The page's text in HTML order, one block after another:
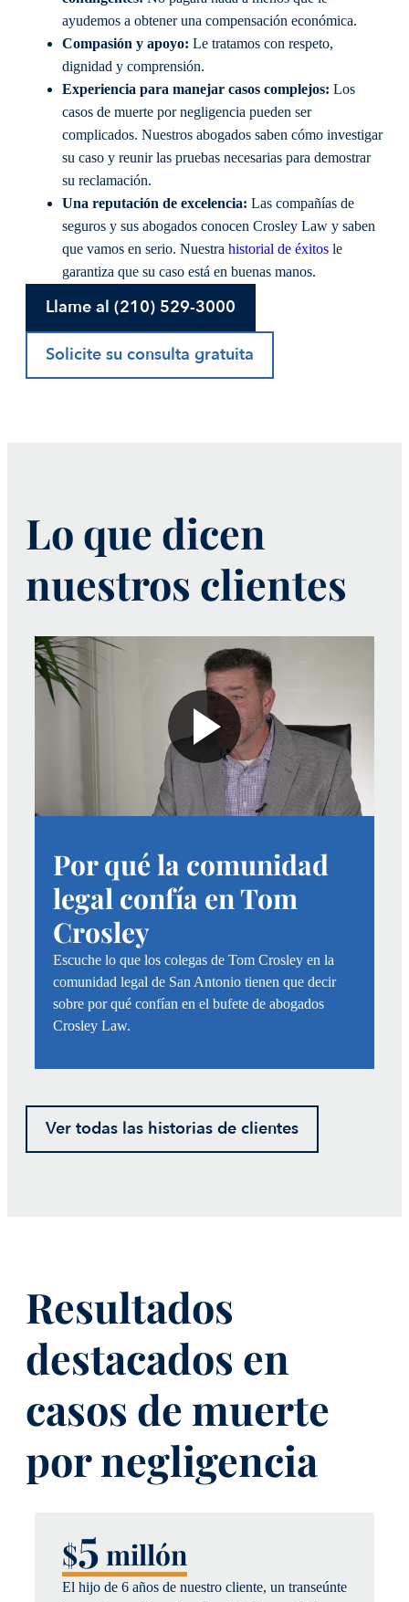
ayudemos a obtener una compensación económica.
Compasión y apoyo: Le tratamos con respeto,
dignidad y comprensión.
Experiencia para manejar casos complejos: Los
casos de muerte por negligencia pueden ser
complicados. Nuestros abogados saben cómo investigar
su caso y reunir las pruebas necesarias para demostrar
su reclamación.
Una reputación de excelencia: Las compañías de
seguros y sus abogados conocen Crosley Law y saben
que vamos en serio. Nuestra historial de éxitos le
garantiza que su caso está en buenas manos.
Llame al (210) 529-3000
Solicite su consulta gratuita
Lo que dicen
nuestros clientes
Por qué la comunidad
legal confía en Tom
Crosley
Escuche lo que los colegas de Tom Crosley en la
comunidad legal de San Antonio tienen que decir
sobre por qué confían en el bufete de abogados
Crosley Law.
Ver todas las historias de clientes
Resultados
destacados en
casos de muerte
por negligencia
$5 millón
El hijo de 6 años de nuestro cliente, un transeúnte